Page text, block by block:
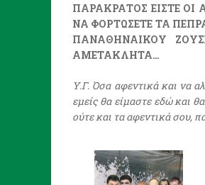
ΠΑΡΑΚΡΑΤΟΣ ΕΙΣΤΕ
ΝΑ ΦΟΡΤΩΣΕΤΕ ΤΑ
ΠΑΝΑΘΗΝΑΙΚΟΥ
ΑΜΕΤΑΚΛΗΤΑ…
Υ.Γ. Όσα αφεντικά και να
εμείς θα είμαστε εδώ και
ούτε και τα αφεντικά σου,